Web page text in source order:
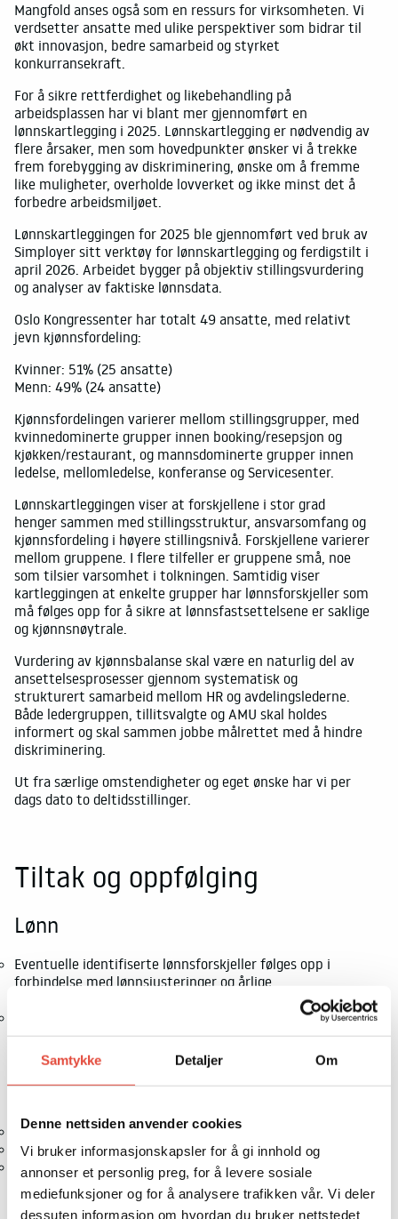
Samtykke Detaljer Om
Denne nettsiden anvender cookies
Vi bruker informasjonskapsler for å gi innhold og
annonser et personlig preg, for å levere sosiale
mediefunksjoner og for å analysere trafikken vår. Vi deler
dessuten informasjon om hvordan du bruker nettstedet
Mangfold anses også som en ressurs for virksomheten. Vi
verdsetter ansatte med ulike perspektiver som bidrar til
økt innovasjon, bedre samarbeid og styrket
konkurransekraft.
For å sikre rettferdighet og likebehandling på
arbeidsplassen har vi blant mer gjennomført en
lønnskartlegging i 2025. Lønnskartlegging er nødvendig av
flere årsaker, men som hovedpunkter ønsker vi å trekke
frem forebygging av diskriminering, ønske om å fremme
like muligheter, overholde lovverket og ikke minst det å
forbedre arbeidsmiljøet.
Lønnskartleggingen for 2025 ble gjennomført ved bruk av
Simployer sitt verktøy for lønnskartlegging og ferdigstilt i
april 2026. Arbeidet bygger på objektiv stillingsvurdering
og analyser av faktiske lønnsdata.
Oslo Kongressenter har totalt 49 ansatte, med relativt
jevn kjønnsfordeling:
Kvinner: 51% (25 ansatte)
Menn: 49% (24 ansatte)
Kjønnsfordelingen varierer mellom stillingsgrupper, med
kvinnedominerte grupper innen booking/resepsjon og
kjøkken/restaurant, og mannsdominerte grupper innen
ledelse, mellomledelse, konferanse og Servicesenter.
Lønnskartleggingen viser at forskjellene i stor grad
henger sammen med stillingsstruktur, ansvarsomfang og
kjønnsfordeling i høyere stillingsnivå. Forskjellene varierer
mellom gruppene. I flere tilfeller er gruppene små, noe
som tilsier varsomhet i tolkningen. Samtidig viser
kartleggingen at enkelte grupper har lønnsforskjeller som
må følges opp for å sikre at lønnsfastsettelsene er saklige
og kjønnsnøytrale.
Vurdering av kjønnsbalanse skal være en naturlig del av
ansettelsesprosesser gjennom systematisk og
strukturert samarbeid mellom HR og avdelingslederne.
Både ledergruppen, tillitsvalgte og AMU skal holdes
informert og skal sammen jobbe målrettet med å hindre
diskriminering.
Ut fra særlige omstendigheter og eget ønske har vi per
dags dato to deltidsstillinger.
Tiltak og oppfølging
Lønn
Eventuelle identifiserte lønnsforskjeller følges opp i
forbindelse med lønnsjusteringer og årlige
kjønnsnøytrale kriterier som kompetanse, ansvar,
erfaring og marked.
Rekruttering
Kjønnsbalanse vurderes i alle ansettelsesprosesser.
Stillingsannonser utformes kjønnsnøytralt.
HR og avdelingsleder samarbeider for å sikre like
muligheter i utvelgelse og intervju.